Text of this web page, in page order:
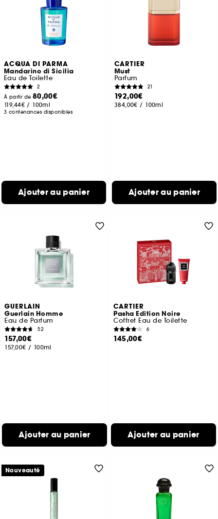
ACQUA DI PARMA
Mandarino di Sicilia
Eau de Toilette
2
À partir de 80,00€
119,44€ / 100ml
3 contenances disponibles
Ajouter au panier
CARTIER
Must
Parfum
21
192,00€
384,00€ / 100ml
Ajouter au panier
GUERLAIN
Guerlain Homme
Eau de Parfum
52
157,00€
157,00€ / 100ml
Ajouter au panier
CARTIER
Pasha Edition Noire
Coffret Eau de Toilette
6
145,00€
Ajouter au panier
Nouveauté